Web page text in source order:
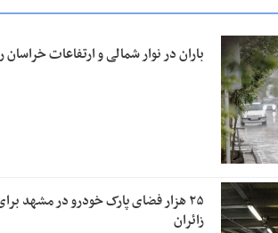
باران در نوار شمالی و ارتفاعات
۲۵ هزار فضای پارک خودرو در مشهد
زائران